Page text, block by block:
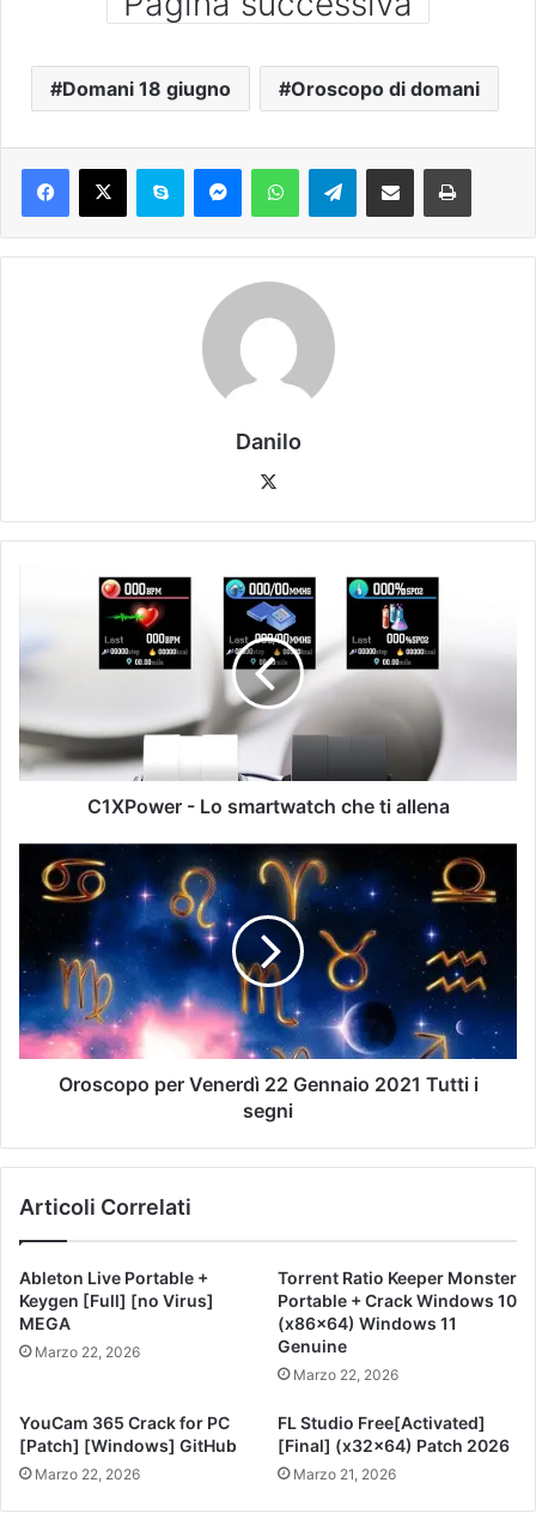
Domani 18 giugno Oroscopo di domani
Danilo
C1XPower - Lo smartwatch che ti allena
Oroscopo per Venerdì 22 Gennaio 2021 Tutti i
segni
Articoli Correlati
Ableton Live Portable +
Keygen [Full] [no Virus]
MEGA
Marzo 22, 2026
Torrent Ratio Keeper Monster
Portable + Crack Windows 10
(x86x64) Windows 11
Genuine
Marzo 22, 2026
YouCam 365 Crack for PC
[Patch] [Windows] GitHub
Marzo 22, 2026
FL Studio Free[Activated]
[Final] (x32x64) Patch 2026
Marzo 21, 2026